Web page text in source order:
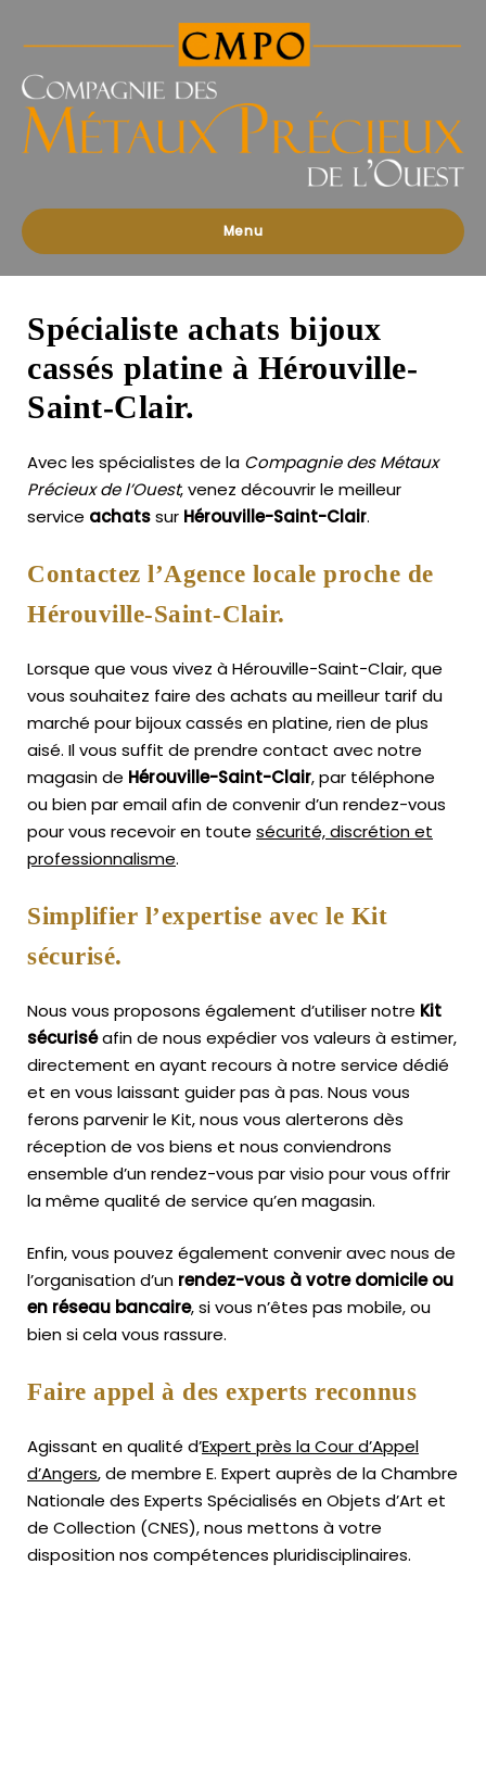
des
Précieux
l'Ouest
Menu
Spécialiste achats bijoux
cassés platine à Hérouville-
Saint-Clair.
Avec les spécialistes de la Compagnie des Métaux
Précieux de l’Ouest, venez découvrir le meilleur
service achatssur Hérouville-Saint-Clair.
Contactez l’Agence locale proche de
Hérouville-Saint-Clair.
Lorsque que vous vivez à Hérouville-Saint-Clair, que
vous souhaitez faire des achats au meilleur tarif du
marché pour bijoux cassés en platine, rien de plus
aisé. Il vous suffit de prendre contact avec notre
magasin de Hérouville-Saint-Clair, par téléphone
ou bien par email afin de convenir d’un rendez-vous
pour vous recevoir en toute sécurité, discrétion et
professionnalisme.
Simplifier l’expertise avec le Kit
sécurisé.
Nous vous proposons également d’utiliser notre Kit
sécuriséafin de nous expédier vos valeurs à estimer,
directement en ayant recours à notre service dédié
et en vous laissant guider pas à pas. Nous vous
ferons parvenir le Kit, nous vous alerterons dès
réception de vos biens et nous conviendrons
ensemble d’un rendez-vous par visio pour vous offrir
la même qualité de service qu’en magasin.
Enfin, vous pouvez également convenir avec nous de
l’organisation d’un rendez-vous à votre domicile ou
en réseau bancaire, si vous n’êtes pas mobile, ou
bien si cela vous rassure.
Faire appel à des experts reconnus
Agissant en qualité d’Expert près la Cour d’Appel
d’Angers, de membre E. Expert auprès de laChambre
Nationale des Experts Spécialisés en Objets d’Art et
de Collection (CNES),nous mettons à votre
disposition nos compétences pluridisciplinaires.